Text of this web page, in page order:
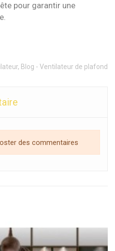
pour garantir une
, Blog - Ventilateur de plafond
des commentaires